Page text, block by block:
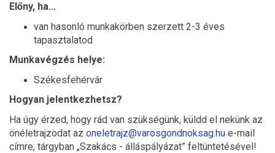
Előny, ha...
van hasonló munkakörben szerzett 2-3 éves
tapasztalatod
Munkavégzés helye:
Székesfehérvár
Hogyan jelentkezhetsz?
Ha úgy érzed, hogy rád van szükségünk, küldd el nekünk az
önéletrajzodat az oneletrajz@varosgondnoksag.hu e-mail
címre, tárgyban „Szakács - álláspályázat” feltüntetésével!